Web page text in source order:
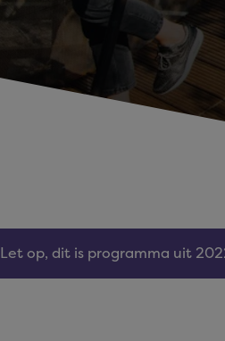
Let op, dit is programma uit